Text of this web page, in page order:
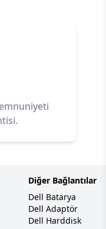
Diğer Bağlantılar
Dell Batarya
Dell Adaptör
Dell Harddisk